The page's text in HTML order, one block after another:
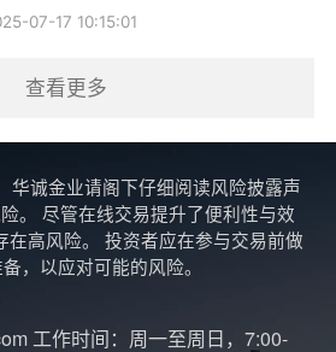
市场波动较大，投资者在交易时
设置止损位，避免因市场剧烈波
资过程中，保持冷静的心态非常
07-17 10:15:01
查看更多
华诚金业请阁下仔细阅读风险披露声
。 尽管在线交易提升了便利性与效
在高风险。 投资者应在参与交易前做
，以应对可能的风险。
工作时间：周一至周日，7:00-